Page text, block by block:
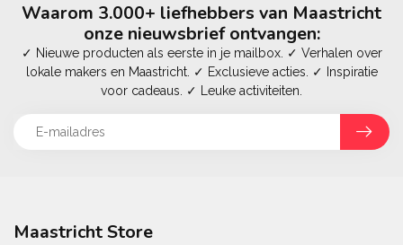
Waarom 3.000+ liefhebbers van Maastricht
onze nieuwsbrief ontvangen:
✓ Nieuwe producten als eerste in je mailbox. ✓ Verhalen over
lokale makers en Maastricht. ✓ Exclusieve acties. ✓ Inspiratie
voor cadeaus. ✓ Leuke activiteiten.
Maastricht Store